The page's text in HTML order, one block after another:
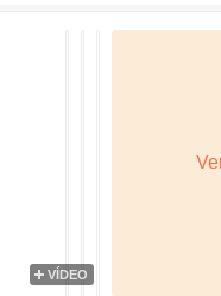
VÍDEO